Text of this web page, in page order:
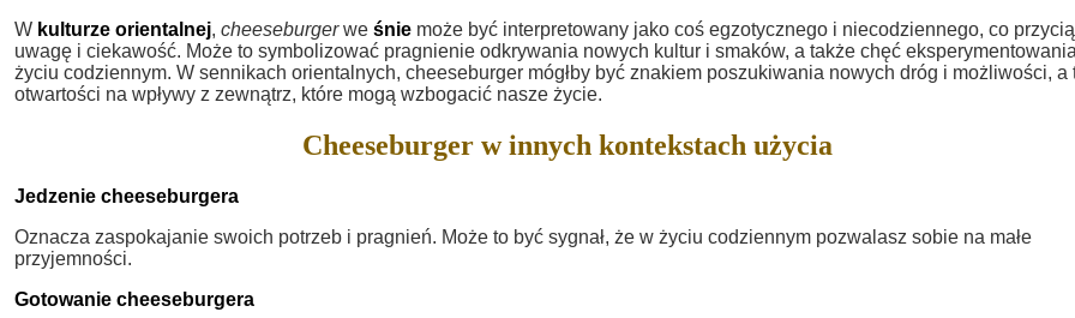
W kulturze orientalnej, cheeseburgerwe śnie może być interpretowany jako coś egzotycznego i niecodziennego, co
uwagę i ciekawość. Może to symbolizować pragnienie odkrywania nowych kultur i smaków, a także chęć
życiu codziennym. W sennikach orientalnych, cheeseburger mógłby być znakiem poszukiwania nowych dróg i możliwości, a
otwartości na wpływy z zewnątrz, które mogą wzbogacić nasze życie.
Cheeseburger w innych kontekstach użycia
Jedzenie cheeseburgera
Oznacza zaspokajanie swoich potrzeb i pragnień. Może to być sygnał, że w życiu codziennym pozwalasz sobie na małe
przyjemności.
Gotowanie cheeseburgera